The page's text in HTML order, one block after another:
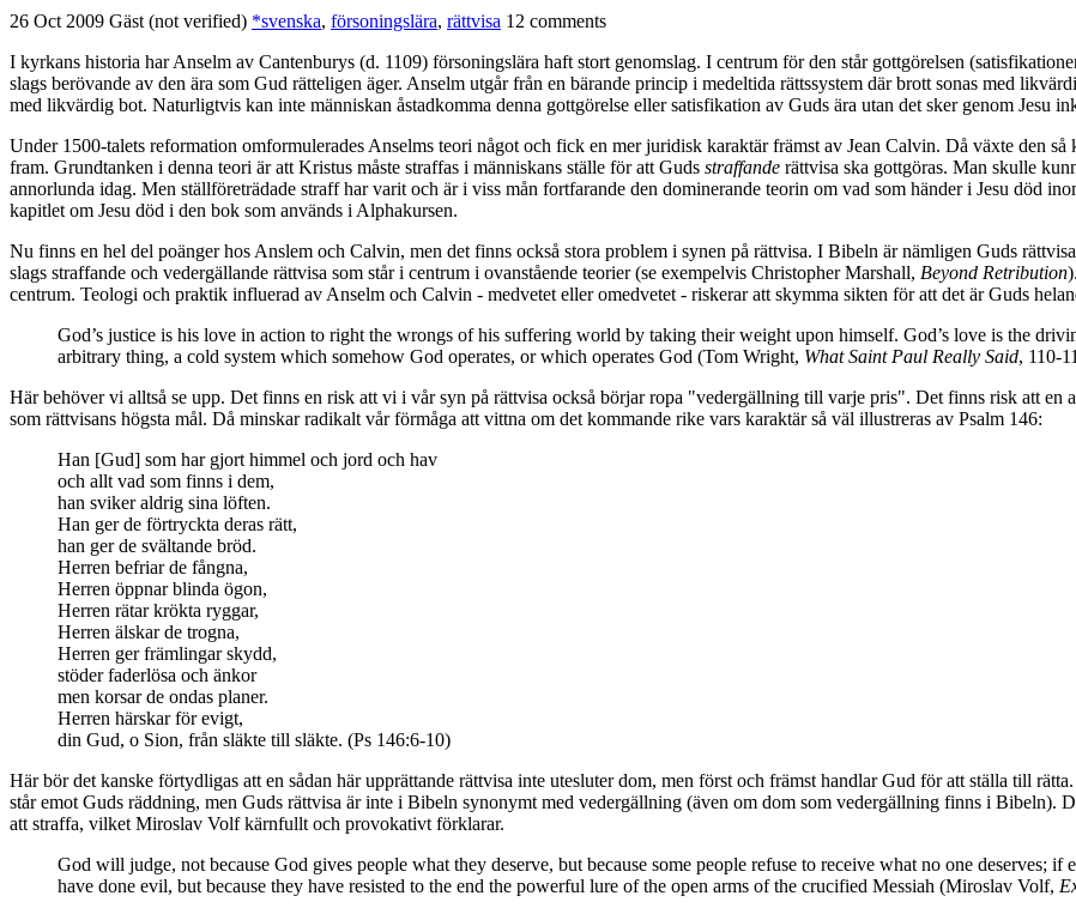
26 Oct 2009 Gäst (not verified) *svenska, försoningslära, rättvisa 12 comments
I kyrkans historia har Anselm av Cantenburys (d. 1109) försoningslära haft stort genomslag. I centrum för den står gottgörelsen
slags berövande av den ära som Gud rätteligen äger. Anselm utgår från en bärande princip i medeltida rättssystem där brott sonas med
med likvärdig bot. Naturligtvis kan inte människan åstadkomma denna gottgörelse eller satisfikation av Guds ära utan det sker genom Jesu
Under 1500-talets reformation omformulerades Anselms teori något och fick en mer juridisk karaktär främst av Jean Calvin. Då växte den så
fram. Grundtanken i denna teori är att Kristus måste straffas i människans ställe för att Guds straffande rättvisa ska gottgöras. Man skulle
annorlunda idag. Men ställföreträdade straff har varit och är i viss mån fortfarande den dominerande teorin om vad som händer i Jesu död
kapitlet om Jesu död i den bok som används i Alphakursen.
Nu finns en hel del poänger hos Anslem och Calvin, men det finns också stora problem i synen på rättvisa. I Bibeln är nämligen Guds
slags straffande och vedergällande rättvisa som står i centrum i ovanstående teorier (se exempelvis Christopher Marshall, Beyond Retribution
centrum. Teologi och praktik influerad av Anselm och Calvin - medvetet eller omedvetet - riskerar att skymma sikten för att det är Guds
God’s justice is his love in action to right the wrongs of his suffering world by taking their weight upon himself. God’s love is the
arbitrary thing, a cold system which somehow God operates, or which operates God (Tom Wright, What Saint Paul Really Said, 110-
Här behöver vi alltså se upp. Det finns en risk att vi i vår syn på rättvisa också börjar ropa "vedergällning till varje pris". Det finns risk att en
som rättvisans högsta mål. Då minskar radikalt vår förmåga att vittna om det kommande rike vars karaktär så väl illustreras av Psalm 146:
Han [Gud] som har gjort himmel och jord och hav
och allt vad som finns i dem,
han sviker aldrig sina löften.
Han ger de förtryckta deras rätt,
han ger de svältande bröd.
Herren befriar de fångna,
Herren öppnar blinda ögon,
Herren rätar krökta ryggar,
Herren älskar de trogna,
Herren ger främlingar skydd,
stöder faderlösa och änkor
men korsar de ondas planer.
Herren härskar för evigt,
din Gud, o Sion, från släkte till släkte. (Ps 146:6-10)
Här bör det kanske förtydligas att en sådan här upprättande rättvisa inte utesluter dom, men först och främst handlar Gud för att ställa till
står emot Guds räddning, men Guds rättvisa är inte i Bibeln synonymt med vedergällning (även om dom som vedergällning finns i Bibeln).
att straffa, vilket Miroslav Volf kärnfullt och provokativt förklarar.
God will judge, not because God gives people what they deserve, but because some people refuse to receive what no one deserves;
have done evil, but because they have resisted to the end the powerful lure of the open arms of the crucified Messiah (Miroslav Volf,